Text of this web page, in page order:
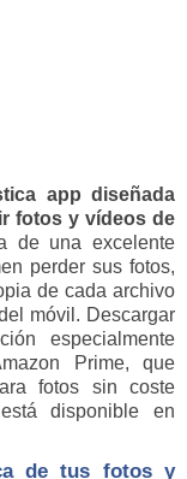
app diseñada
fotos y vídeos de
de una excelente
perder sus fotos,
de cada archivo
móvil. Descargar
especialmente
Prime, que
fotos sin coste
disponible en
de tus fotos y